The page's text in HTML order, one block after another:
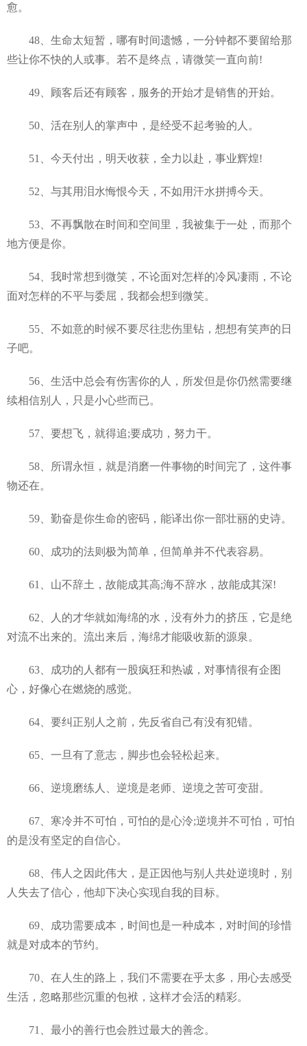
愈。
48、生命太短暂，哪有时间遗憾，一分钟都不要留给那
些让你不快的人或事。若不是终点，请微笑一直向前!
49、顾客后还有顾客，服务的开始才是销售的开始。
50、活在别人的掌声中，是经受不起考验的人。
51、今天付出，明天收获，全力以赴，事业辉煌!
52、与其用泪水悔恨今天，不如用汗水拼搏今天。
53、不再飘散在时间和空间里，我被集于一处，而那个
地方便是你。
54、我时常想到微笑，不论面对怎样的冷风凄雨，不论
面对怎样的不平与委屈，我都会想到微笑。
55、不如意的时候不要尽往悲伤里钻，想想有笑声的日
子吧。
56、生活中总会有伤害你的人，所发但是你仍然需要继
续相信别人，只是小心些而已。
57、要想飞，就得追;要成功，努力干。
58、所谓永恒，就是消磨一件事物的时间完了，这件事
物还在。
59、勤奋是你生命的密码，能译出你一部壮丽的史诗。
60、成功的法则极为简单，但简单并不代表容易。
61、山不辞土，故能成其高;海不辞水，故能成其深!
62、人的才华就如海绵的水，没有外力的挤压，它是绝
对流不出来的。流出来后，海绵才能吸收新的源泉。
63、成功的人都有一股疯狂和热诚，对事情很有企图
心，好像心在燃烧的感觉。
64、要纠正别人之前，先反省自己有没有犯错。
65、一旦有了意志，脚步也会轻松起来。
66、逆境磨练人、逆境是老师、逆境之苦可变甜。
67、寒冷并不可怕，可怕的是心泠;逆境并不可怕，可怕
的是没有坚定的自信心。
68、伟人之因此伟大，是正因他与别人共处逆境时，别
人失去了信心，他却下决心实现自我的目标。
69、成功需要成本，时间也是一种成本，对时间的珍惜
就是对成本的节约。
70、在人生的路上，我们不需要在乎太多，用心去感受
生活，忽略那些沉重的包袱，这样才会活的精彩。
71、最小的善行也会胜过最大的善念。